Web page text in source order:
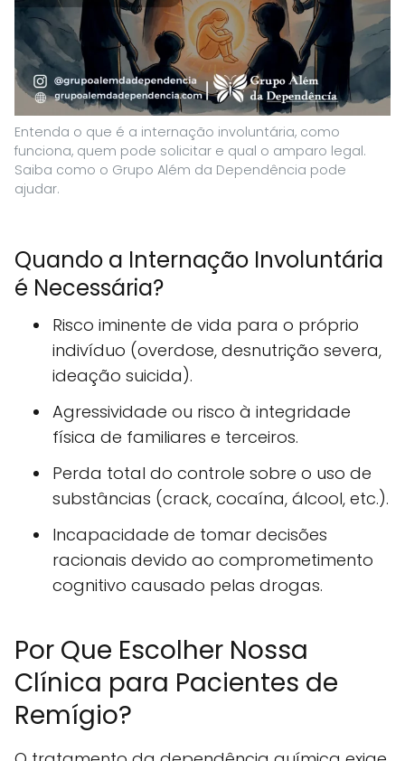
Entenda o que é a internação involuntária, como
funciona, quem pode solicitar e qual o amparo legal.
Saiba como o Grupo Além da Dependência pode
ajudar.
Quando a Internação Involuntária
é Necessária?
Risco iminente de vida para o próprio
indivíduo (overdose, desnutrição severa,
ideação suicida).
Agressividade ou risco à integridade
física de familiares e terceiros.
Perda total do controle sobre o uso de
substâncias (crack, cocaína, álcool, etc.).
Incapacidade de tomar decisões
racionais devido ao comprometimento
cognitivo causado pelas drogas.
Por Que Escolher Nossa
Clínica para Pacientes de
Remígio?